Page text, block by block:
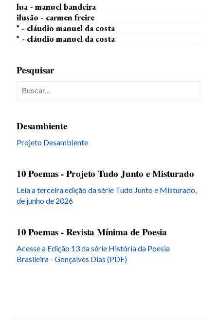
lua - manuel bandeira
ilusão - carmen freire
* - cláudio manuel da costa
* - cláudio manuel da costa
Pesquisar
Desambiente
Projeto Desambiente
10 Poemas - Projeto Tudo Junto e Misturado
Leia a terceira edição da série Tudo Junto e Misturado,
de junho de 2026
10 Poemas - Revista Mínima de Poesia
Acesse a Edição 13 da série História da Poesia
Brasileira - Gonçalves Dias (PDF)